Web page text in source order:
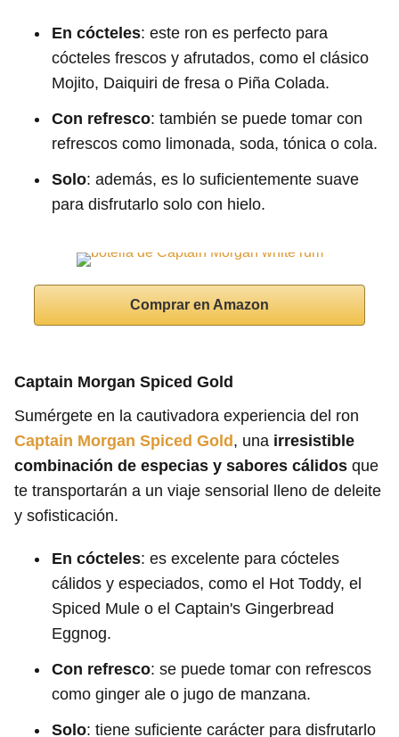
En cócteles: este ron es perfecto para
cócteles frescos y afrutados, como el clásico
Mojito, Daiquiri de fresa o Piña Colada.
Con refresco: también se puede tomar con
refrescos como limonada, soda, tónica o cola.
Solo: además, es lo suficientemente suave
para disfrutarlo solo con hielo.
Comprar en Amazon
Captain Morgan Spiced Gold
Sumérgete en la cautivadora experiencia del ron
Captain Morgan Spiced Gold , una irresistible
combinación de especias y sabores cálidos que
te transportarán a un viaje sensorial lleno de deleite
y sofisticación.
En cócteles: es excelente para cócteles
cálidos y especiados, como el Hot Toddy, el
Spiced Mule o el Captain's Gingerbread
Eggnog.
Con refresco: se puede tomar con refrescos
como ginger ale o jugo de manzana.
Solo: tiene suficiente carácter para disfrutarlo